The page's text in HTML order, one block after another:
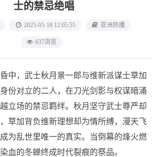
士的禁忌绝唱
2025-05-18 12:05:55 亚洲热播
637浏览
中，武士秋月景一郎与维新派谋士草加
份对立的二人，在刀光剑影与权谋暗涌
立场的禁忌羁绊。秋月坚守武士尊严却
草加背负维新理想却为情所缚，漫天飞
为乱世里唯一的真实。当倒幕的烽火燃
血的冬蝉终成时代裂痕的祭品。